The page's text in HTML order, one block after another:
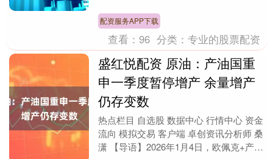
交通管控等....
配资服务APP下载
查看：96 分类：专业的股票配资
盛红悦配资 原油：产油国重
申一季度暂停增产 余量增产
仍存变数
热点栏目 自选股 数据中心 行情中心 资金
流向 模拟交易 客户端 卓创资讯分析师 桑
潇 【导语】2026年1月4日，欧佩克+产油